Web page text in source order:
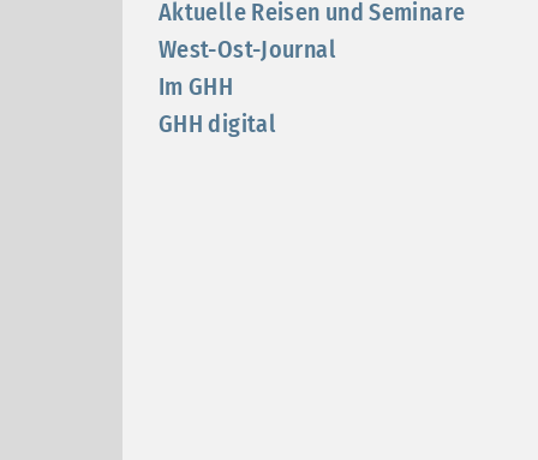
Aktuelle Reisen und Seminare
West-Ost-Journal
Im GHH
GHH digital